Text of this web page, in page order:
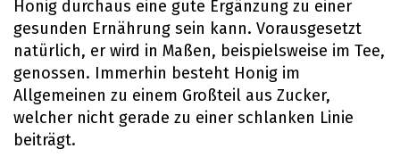
Honig durchaus eine gute Ergänzung zu einer
gesunden Ernährung sein kann. Vorausgesetzt
natürlich, er wird in Maßen, beispielsweise im Tee,
genossen. Immerhin besteht Honig im
Allgemeinen zu einem Großteil aus Zucker,
welcher nicht gerade zu einer schlanken Linie
beiträgt.